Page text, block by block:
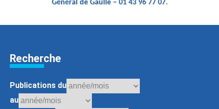
Général de Gaulle – 01 43 96 77 07.
Recherche
Publications du
au